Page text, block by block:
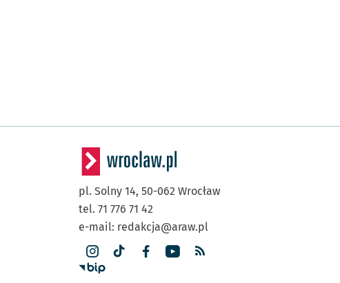
pl. Solny 14, 50-062 Wrocław
tel. 71 776 71 42
e-mail: redakcja@araw.pl